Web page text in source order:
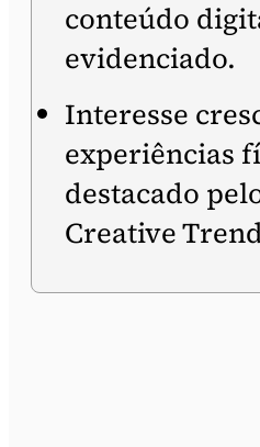
conteúdo
evidenciado.
Interesse
experiências
destacado
Creative